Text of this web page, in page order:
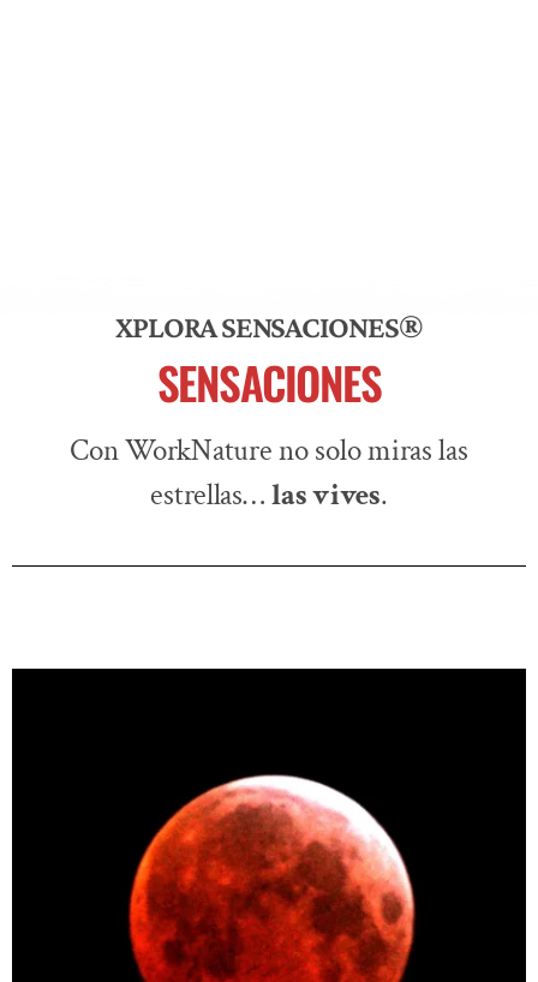
XPLORA SENSACIONES®
SENSACIONES
Con WorkNature no solo miras las
estrellas…las vives.